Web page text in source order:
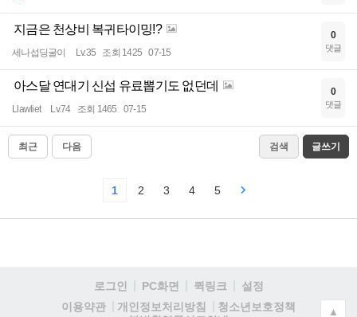
지금은 천상비 복귀타이밍!?
세나섭딩굴이 Lv.35 조회 1425 07-15
0
댓글
아스달 연대기 신섭 유료뽑기도 없던데
Llawliet Lv.74 조회 1465 07-15
0
댓글
최근 다음 검색 글쓰기
1 2 3 4 5
로그인 PC화면 퀵링크
설정
이용약관
개인정보처리방침
청소년보호정책
▲